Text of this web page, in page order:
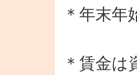
＊年末年
＊賃金